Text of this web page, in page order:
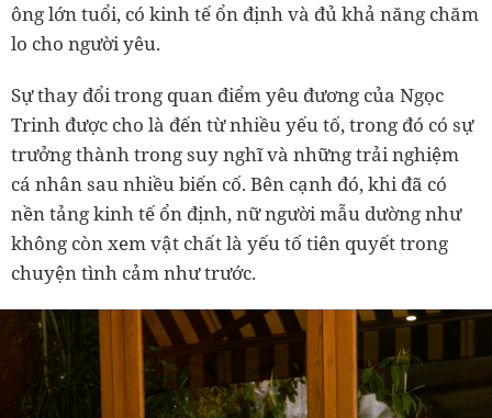
ông lớn tuổi, có kinh tế ổn định và đủ khả năng chăm
lo cho người yêu.
Sự thay đổi trong quan điểm yêu đương của Ngọc
Trinh được cho là đến từ nhiều yếu tố, trong đó có sự
trưởng thành trong suy nghĩ và những trải nghiệm
cá nhân sau nhiều biến cố. Bên cạnh đó, khi đã có
nền tảng kinh tế ổn định, nữ người mẫu dường như
không còn xem vật chất là yếu tố tiên quyết trong
chuyện tình cảm như trước.